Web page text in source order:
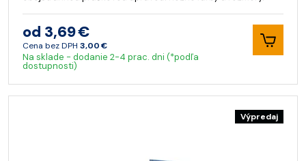
od 3,69 €
Cena bez DPH 3,00 €
Na sklade - dodanie 2-4 prac. dni (*podľa
dostupnosti)
Výpredaj